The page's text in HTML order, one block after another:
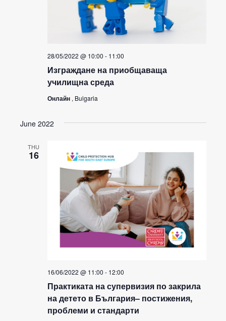
Изграждане на приобщаваща
училищна среда
28/05/2022 @ 10:00 - 11:00
Онлайн , Bulgaria
June 2022
THU
16
Практиката на супервизия по закрила
на детето в България– постижения,
проблеми и стандарти
16/06/2022 @ 11:00 - 12:00